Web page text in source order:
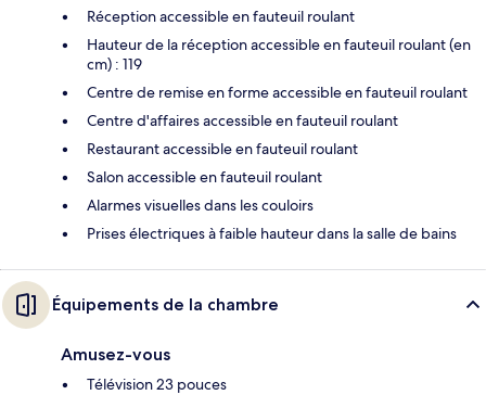
Réception accessible en fauteuil roulant
Hauteur de la réception accessible en fauteuil roulant (en
cm) : 119
Centre de remise en forme accessible en fauteuil roulant
Centre d'affaires accessible en fauteuil roulant
Restaurant accessible en fauteuil roulant
Salon accessible en fauteuil roulant
Alarmes visuelles dans les couloirs
Prises électriques à faible hauteur dans la salle de bains
Équipements de la chambre
Amusez-vous
Télévision 23 pouces